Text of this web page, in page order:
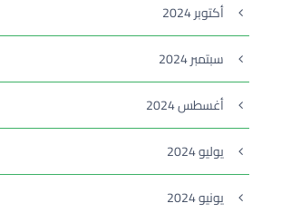
أكتوبر 2024
سبتمبر 2024
أغسطس 2024
يوليو 2024
يونيو 2024